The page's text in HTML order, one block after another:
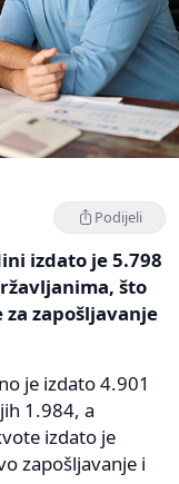
Podijeli
izdato je 5.798
što
zapošljavanje
je izdato 4.901
1.984, a
izdato je
zapošljavanje i